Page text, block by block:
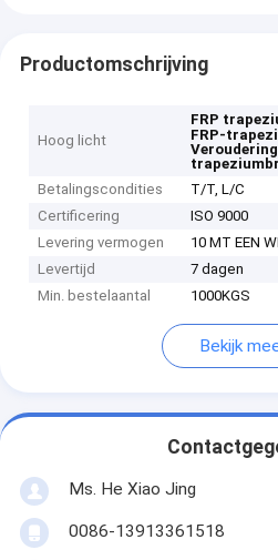
Productomschrijving
Hoog licht
FRP
FRP-
Betalingscondities
T/T, L/C
Certificering
ISO 9000
Levering vermogen
10 MT EEN
Levertijd
7 dagen
Min. bestelaantal
1000KGS
Bekijk
Ms. He Xiao Jing
0086-13913361518